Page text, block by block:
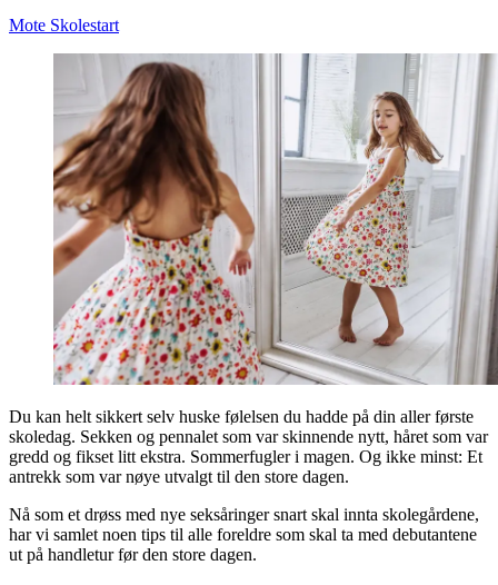
Mote Skolestart
Du kan helt sikkert selv huske følelsen du hadde på din aller første
skoledag. Sekken og pennalet som var skinnende nytt, håret som var
gredd og fikset litt ekstra. Sommerfugler i magen. Og ikke minst: Et
antrekk som var nøye utvalgt til den store dagen.
Nå som et drøss med nye seksåringer snart skal innta skolegårdene,
har vi samlet noen tips til alle foreldre som skal ta med debutantene
ut på handletur før den store dagen.